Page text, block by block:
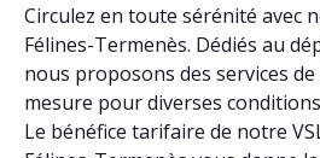
Circulez en toute sérénité avec
Félines-Termenès. Dédiés au
nous proposons des services
mesure pour diverses
Le bénéfice tarifaire de notre